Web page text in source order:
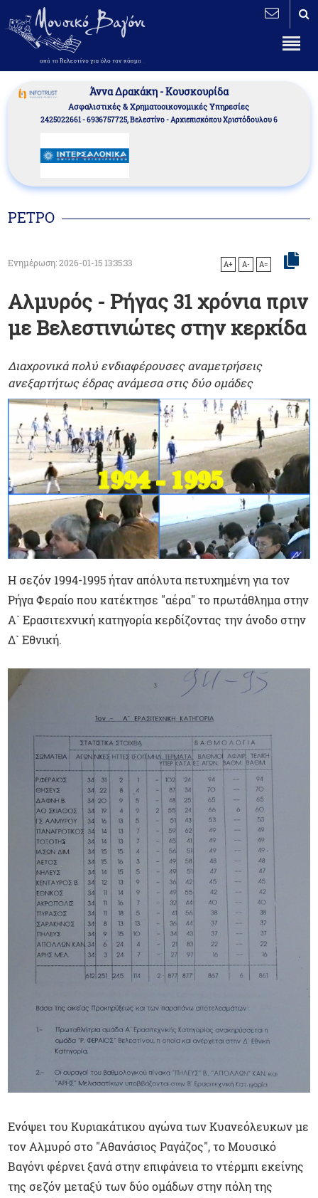
Άννα Δρακάκη - Κουσκουρίδα
Aσφαλιστικές & Χρηματοοικονομικές Υπηρεσίες
2425022661 - 6936757725, Βελεστίνο - Αρχιεπισκόπου Χριστόδουλου 6
ΡΕΤΡΟ
Ενημέρωση: 2026-01-15 13:35:33 A+ A- A=
Αλμυρός - Ρήγας 31 χρόνια πριν
με Βελεστινιώτες στην κερκίδα
Διαχρονικά πολύ ενδιαφέρουσες αναμετρήσεις
ανεξαρτήτως έδρας ανάμεσα στις δύο ομάδες
Η σεζόν 1994-1995 ήταν απόλυτα πετυχημένη για τον
Ρήγα Φεραίο που κατέκτησε "αέρα" το πρωτάθλημα στην
Α` Ερασιτεχνική κατηγορία κερδίζοντας την άνοδο στην
Δ` Εθνική.
Ενόψει του Κυριακάτικου αγώνα των Κυανεόλευκων με
τον Αλμυρό στο "Αθανάσιος Ραγάζος", το Μουσικό
Βαγόνι φέρνει ξανά στην επιφάνεια το ντέρμπι εκείνης
της σεζόν μεταξύ των δύο ομάδων στην πόλη της